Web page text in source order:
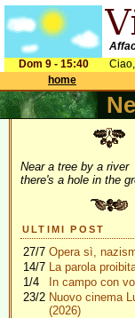
Dom 9 - 15:40
home
Near a tree by a river
there's a hole in the
ULTIMI POST
27/7 Opera sì,
14/7 La parola
1/4
In campo con
23/2 Nuovo cinema
(2026)